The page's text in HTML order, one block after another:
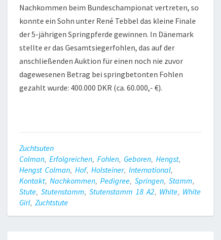
Nachkommen beim Bundeschampionat vertreten, so
konnte ein Sohn unter René Tebbel das kleine Finale
der 5-jährigen Springpferde gewinnen. In Dänemark
stellte er das Gesamtsiegerfohlen, das auf der
anschließenden Auktion für einen noch nie zuvor
dagewesenen Betrag bei springbetonten Fohlen
gezahlt wurde: 400.000 DKR (ca. 60.000,- €).
Zuchtsuten
Colman, Erfolgreichen, Fohlen, Geboren, Hengst,
Hengst Colman, Hof, Holsteiner, International,
Kontakt, Nachkommen, Pedigree, Springen, Stamm,
Stute, Stutenstamm, Stutenstamm 18 A2, White, White
Girl, Zuchtstute